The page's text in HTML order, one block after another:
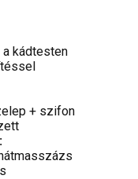
kádtesten
+ szifon